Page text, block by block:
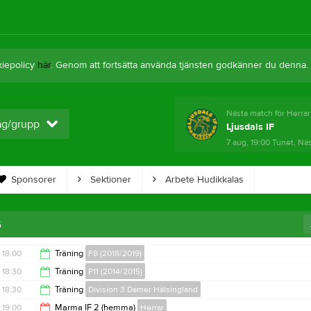
här. Genom att fortsätta använda tjänsten godkänner du denna.
grupp
Nästa match för Herrar
Ljusdals IF
7 aug, 19:00 Tunet,
Sponsorer Sektioner Arbete Hudikkalas
18:00 Träning F8 (2018/2019)
19:00
18:30 Träning P11 (2014/2015)
20:00
18:30 Träning Division 3 Damer Hälsingland
19:00 Marma IF 2 (hemma) Herrar